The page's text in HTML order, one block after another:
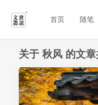
首页 随笔
关于 秋风 的文